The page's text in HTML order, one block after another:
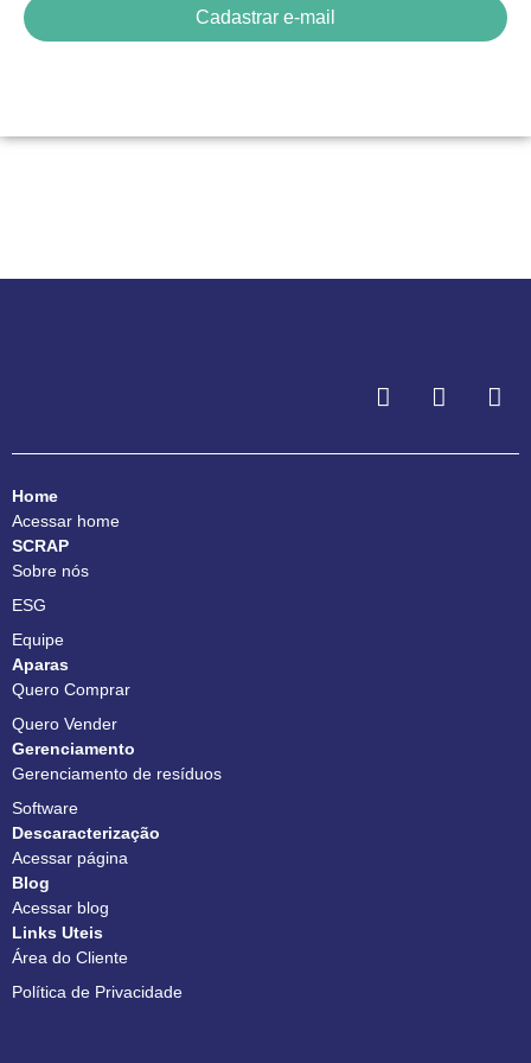
Cadastrar e-mail
Home
Acessar home
SCRAP
Sobre nós
ESG
Equipe
Aparas
Quero Comprar
Quero Vender
Gerenciamento
Gerenciamento de resíduos
Software
Descaracterização
Acessar página
Blog
Acessar blog
Links Uteis
Área do Cliente
Política de Privacidade